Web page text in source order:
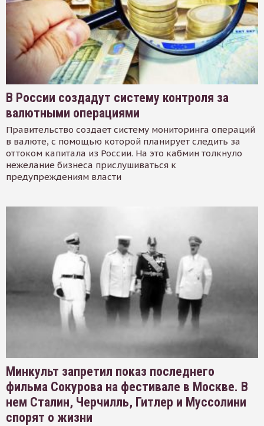
В России создадут систему контроля за
валютными операциями
Правительство создает систему мониторинга операций
в валюте, с помощью которой планирует следить за
оттоком капитала из России. На это кабмин толкнуло
нежелание бизнеса прислушиваться к
предупреждениям власти
Минкульт запретил показ последнего
фильма Сокурова на фестивале в Москве. В
нем Сталин, Черчилль, Гитлер и Муссолини
спорят о жизни